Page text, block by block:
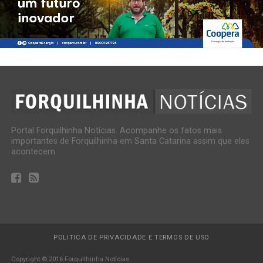
Portal Forquilhinha Notícias. Acompanhe os fatos mais
importantes de Forquilhinha em Santa Catarina assim que eles
acontecem.
POLITICA DE PRIVACIDADE E TERMOS DE USO
Copyright © 2016 Forquilhinha Notícias.